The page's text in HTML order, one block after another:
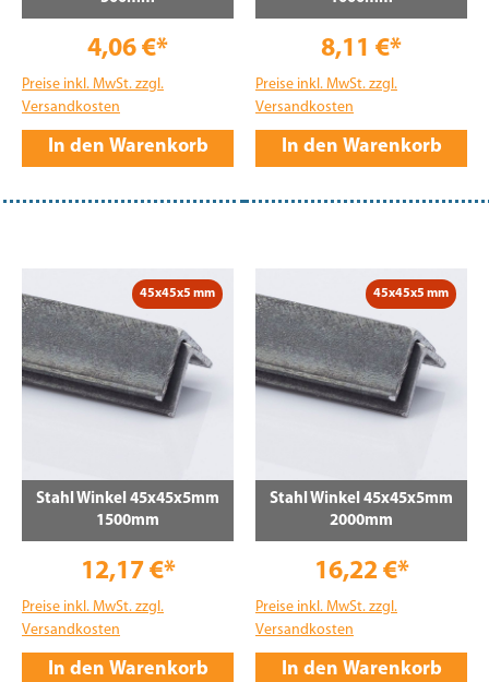
4,06 €*
Preise inkl. MwSt. zzgl.
Versandkosten
In den Warenkorb
8,11 €*
Preise inkl. MwSt. zzgl.
Versandkosten
In den Warenkorb
45x45x5 mm
Stahl Winkel 45x45x5mm
1500mm
12,17 €*
Preise inkl. MwSt. zzgl.
Versandkosten
In den Warenkorb
45x45x5 mm
Stahl Winkel 45x45x5mm
2000mm
16,22 €*
Preise inkl. MwSt. zzgl.
Versandkosten
In den Warenkorb